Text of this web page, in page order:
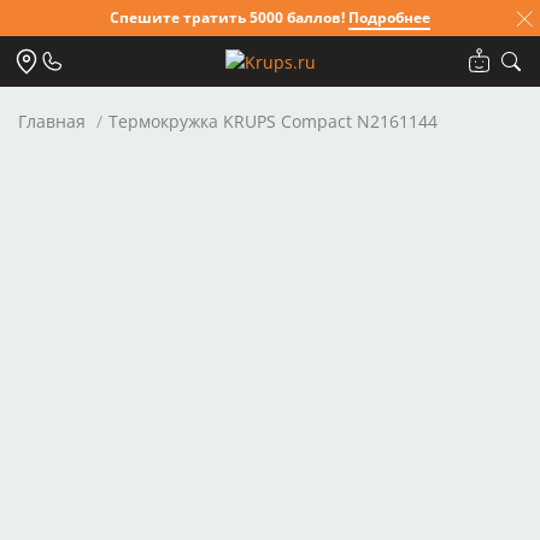
Спешите тратить 5000 баллов! Подробнее
Главная Термокружка KRUPS Compact N2161144
Для клиентов всех банков